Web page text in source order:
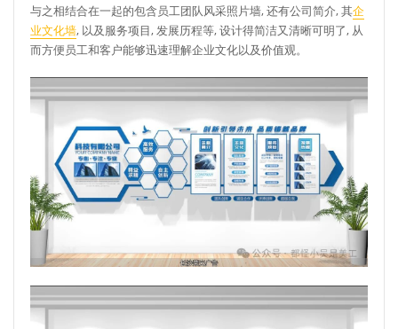
与之相结合在一起的包含员工团队风采照片墙, 还有公司简介, 其企
业文化墙, 以及服务项目, 发展历程等, 设计得简洁又清晰可明了, 从
而方便员工和客户能够迅速理解企业文化以及价值观。